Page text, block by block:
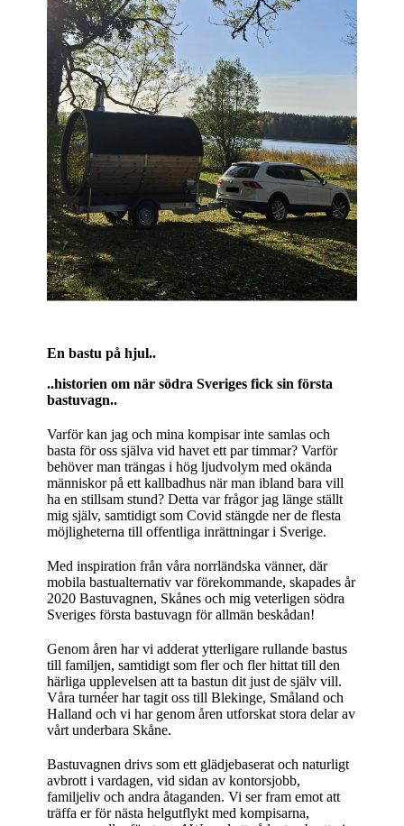
En bastu på hjul..
..historien om när södra Sveriges fick sin första
bastuvagn..
Varför kan jag och mina kompisar inte samlas och
basta för oss själva vid havet ett par timmar? Varför
behöver man trängas i hög ljudvolym med okända
människor på ett kallbadhus när man ibland bara vill
ha en stillsam stund? Detta var frågor jag länge ställt
mig själv, samtidigt som Covid stängde ner de flesta
möjligheterna till offentliga inrättningar i Sverige.
Med inspiration från våra norrländska vänner, där
mobila bastualternativ var förekommande, skapades år
2020 Bastuvagnen, Skånes och mig veterligen södra
Sveriges första bastuvagn för allmän beskådan!
Genom åren har vi adderat ytterligare rullande bastus
till familjen, samtidigt som fler och fler hittat till den
härliga upplevelsen att ta bastun dit just de själv vill.
Våra turnéer har tagit oss till Blekinge, Småland och
Halland och vi har genom åren utforskat stora delar av
vårt underbara Skåne.
Bastuvagnen drivs som ett glädjebaserat och naturligt
avbrott i vardagen, vid sidan av kontorsjobb,
familjeliv och andra åtaganden. Vi ser fram emot att
träffa er för nästa helgutflykt med kompisarna,